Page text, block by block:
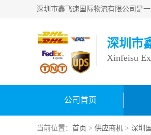
深圳市
Xinfeisu
公司首页
当前位置： 首页 > 供应商机 > 深圳